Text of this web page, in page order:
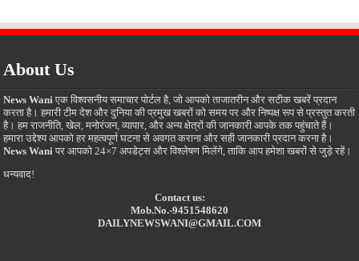
About Us
News Wani एक विश्वसनीय समाचार पोर्टल है, जो आपको ताजातरीन और सटीक खबरें प्रदान
करता है। हमारी टीम देश और दुनिया की प्रमुख खबरों को समय पर और निष्पक्ष रूप से प्रस्तुत करती
है। हम राजनीति, खेल, मनोरंजन, व्यापार, और अन्य क्षेत्रों की जानकारी आपके तक पहुंचाते हैं।
हमारा उद्देश्य आपको हर महत्वपूर्ण घटना से अवगत कराना और सही जानकारी प्रदान करना है।
News Wani पर आपको 24×7 अपडेट्स और विश्लेषण मिलेंगे, ताकि आप हमेशा खबरों से जुड़े रहें।
धन्यवाद!
Contact us:
Mob.No.-9451548620
DAILYNEWSWANI@GMAIL.COM